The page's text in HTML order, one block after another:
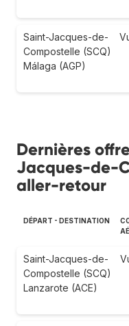
Saint-Jacques-de-
Compostelle (SCQ)
Málaga (AGP)
Dernières
Jacques-de-
aller-retour
DÉPART - DESTINATION
Saint-Jacques-de-
Compostelle (SCQ)
Lanzarote (ACE)